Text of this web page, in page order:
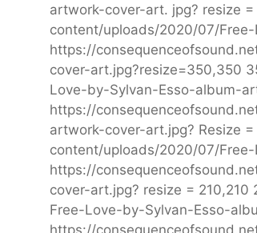
artwork-cover-art. jpg? resize
content/uploads/2020/07/
https://
cover-art.jpg?resize=350,350
Love-by-Sylvan-Esso-album-
https://
artwork-cover-art.jpg? Resize
content/uploads/2020/07/
https://
cover-art.jpg? resize =
Free-Love-by-Sylvan-Esso-
https://